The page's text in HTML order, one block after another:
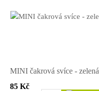
MINI čakrová svíce - zelená
85 Kč